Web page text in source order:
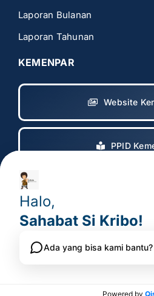
Laporan Bulanan
Laporan Tahunan
KEMENPAR
Website
PPID
Copyright 2017 – 2025 © All rights
Pelaksana Otorita Borobudur